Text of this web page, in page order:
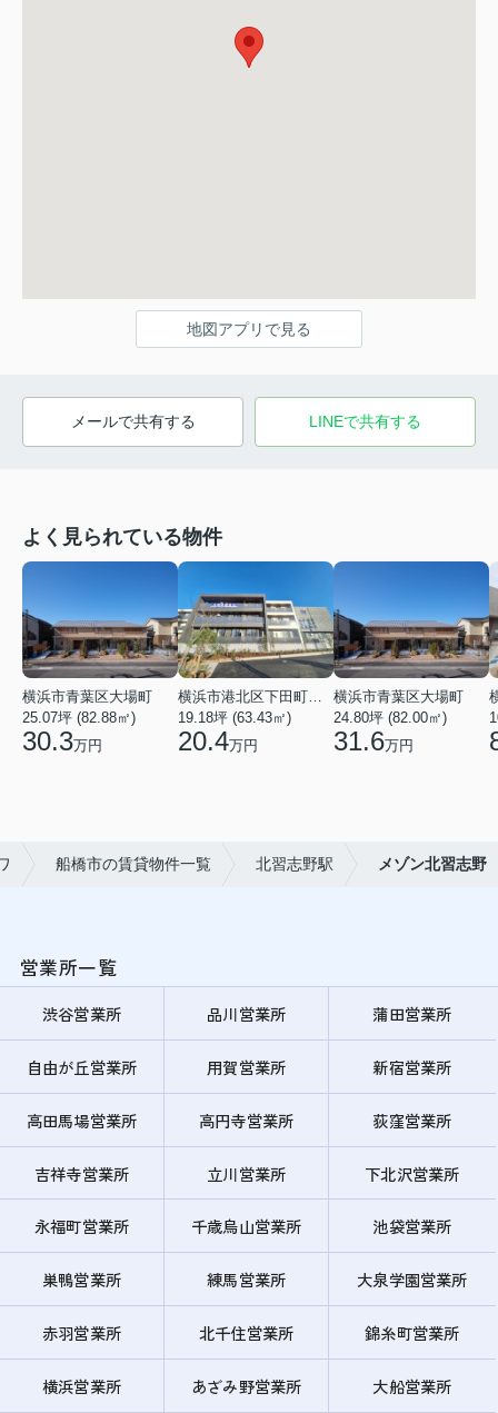
地図アプリで見る
メールで共有する LINEで共有する
よく見られている物件
横浜市青葉区大場町
25.07坪 (82.88㎡)
30.3万円
19.18坪 (63.43㎡)
20.4万円
横浜市青葉区大場町
24.80坪 (82.00㎡)
31.6万円
船橋市の賃貸物件一覧 北習志野駅 メゾン北習志野
営業所一覧
渋谷営業所 品川営業所 蒲田営業所
自由が丘営業所 用賀営業所 新宿営業所
高田馬場営業所 高円寺営業所 荻窪営業所
吉祥寺営業所 立川営業所 下北沢営業所
永福町営業所 千歳烏山営業所 池袋営業所
巣鴨営業所 練馬営業所 大泉学園営業所
赤羽営業所 北千住営業所 錦糸町営業所
横浜営業所 あざみ野営業所 大船営業所